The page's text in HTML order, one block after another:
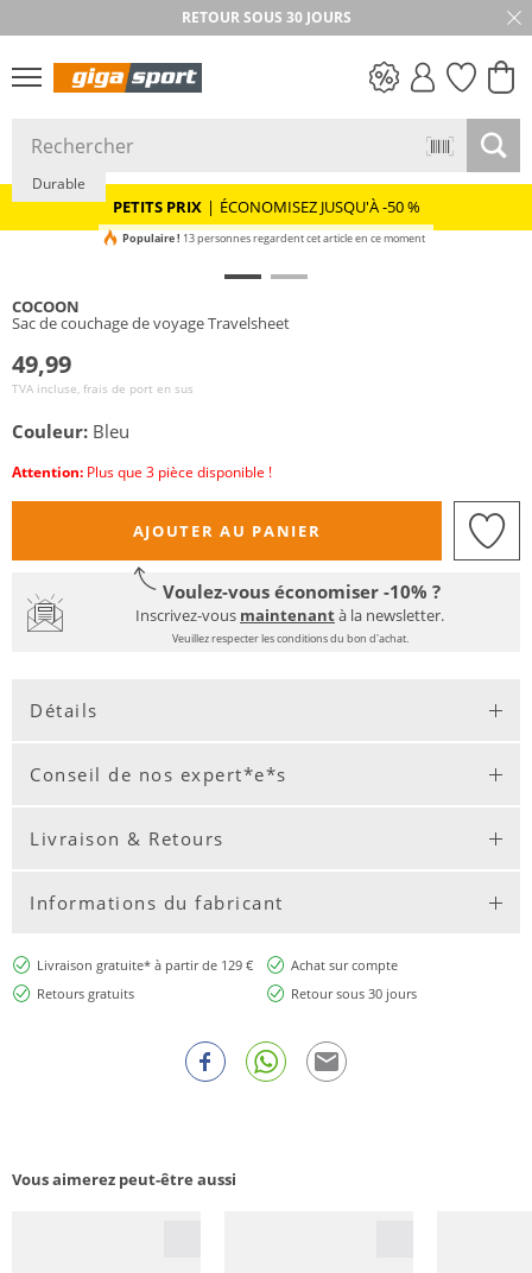
RETOUR SOUS 30 JOURS
PETITS PRIX
PETITS PRIX | ÉCONOMISEZ JUSQU'À -50 %
Durable
Populaire ! 13 personnes regardent cet article en ce moment
COCOON
Sac de couchage de voyage Travelsheet
49,99
TVA incluse, frais de port en sus
Couleur: Bleu
Attention: Plus que 3 pièce disponible !
AJOUTER AU PANIER
Voulez-vous économiser -10% ?
Inscrivez-vous maintenantà la newsletter.
Veuillez respecter les conditions du bon d'achat.
Détails
Conseil de nos expert*e*s
Livraison & Retours
Informations du fabricant
Livraison gratuite* à partir de 129 €
Achat sur compte
Retours gratuits
Retour sous 30 jours
Vous aimerez peut-être aussi